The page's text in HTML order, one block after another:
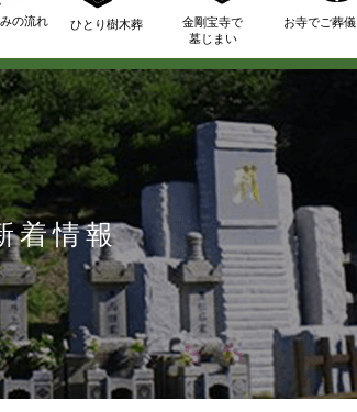
の流れ ひとり樹木葬
金剛宝寺で
墓じまい
お寺でご葬儀
着情報